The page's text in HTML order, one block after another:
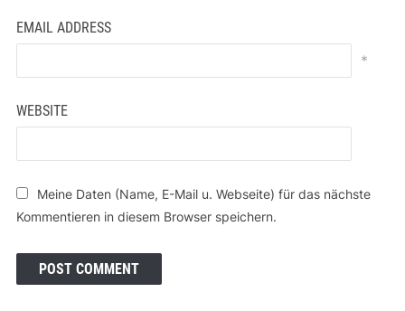
EMAIL ADDRESS
*
WEBSITE
Meine Daten (Name, E-Mail u. Webseite) für das nächste
Kommentieren in diesem Browser speichern.